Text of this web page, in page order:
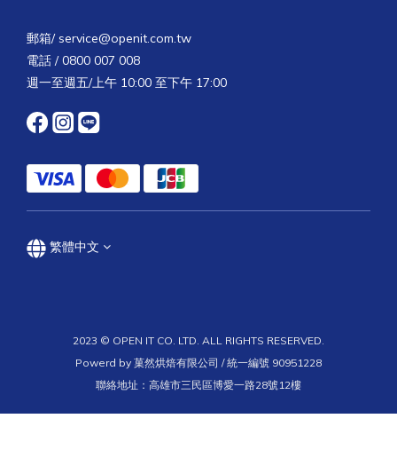
郵箱/ service@openit.com.tw
電話 / 0800 007 008
週一至週五/上午 10:00 至下午 17:00
繁體中文
2023 © OPEN IT CO. LTD. ALL RIGHTS RESERVED.
Powerd by 菓然烘焙有限公司 / 統一編號 90951228
聯絡地址：高雄市三民區博愛一路28號12樓